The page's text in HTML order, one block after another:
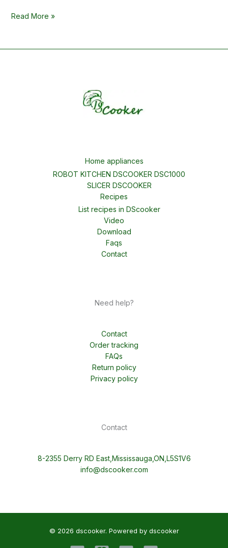
Read More »
Home appliances
ROBOT KITCHEN DSCOOKER DSC1000
SLICER DSCOOKER
Recipes
List recipes in DScooker
Video
Download
Faqs
Contact
Need help?
Contact
Order tracking
FAQs
Return policy
Privacy policy
Contact
8-2355 Derry RD East,Mississauga,ON,L5S1V6
info@dscooker.com
© 2026 dscooker. Powered by dscooker